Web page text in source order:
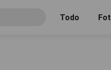
Todo